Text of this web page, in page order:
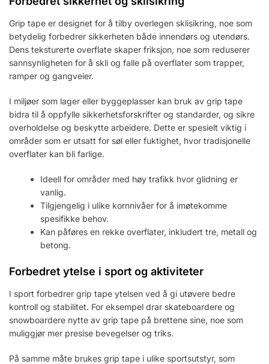
Grip tape er designet for å tilby overlegen sklisikring, noe som
betydelig forbedrer sikkerheten både innendørs og utendørs.
Dens teksturerte overflate skaper friksjon, noe som reduserer
sannsynligheten for å skli og falle på overflater som trapper,
ramper og gangveier.
I miljøer som lager eller byggeplasser kan bruk av grip tape
bidra til å oppfylle sikkerhetsforskrifter og standarder, og sikre
overholdelse og beskytte arbeidere. Dette er spesielt viktig i
områder som er utsatt for søl eller fuktighet, hvor tradisjonelle
overflater kan bli farlige.
Ideell for områder med høy trafikk hvor glidning er
vanlig.
Tilgjengelig i ulike kornnivåer for å imøtekomme
spesifikke behov.
Kan påføres en rekke overflater, inkludert tre, metall og
betong.
Forbedret ytelse i sport og aktiviteter
I sport forbedrer grip tape ytelsen ved å gi utøvere bedre
kontroll og stabilitet. For eksempel drar skateboardere og
snowboardere nytte av grip tape på brettene sine, noe som
muliggjør mer presise bevegelser og triks.
På samme måte brukes grip tape i ulike sportsutstyr, som